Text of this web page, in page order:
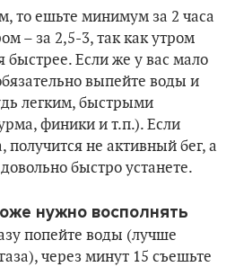
то ешьте минимум за 2 часа
– за 2,5-3, так как утром
быстрее. Если же у вас мало
выпейте воды и
легким, быстрыми
финики и т.п.). Если
получится не активный бег, а
быстро устанете.
нужно восполнять
попейте воды (лучше
через минут 15 съешьте